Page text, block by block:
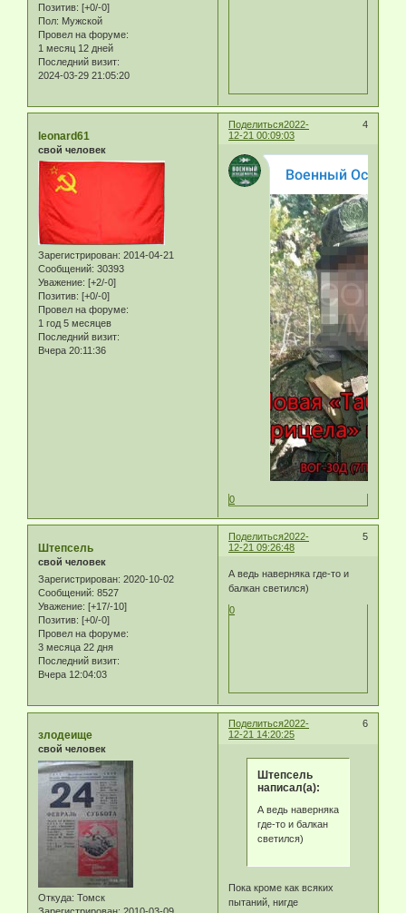
Позитив: [+0/-0]
Пол: Мужской
Провел на форуме:
1 месяц 12 дней
Последний визит:
2024-03-29 21:05:20
Поделиться 4
2022-
12-21 00:09:03
leonard61
свой человек
Зарегистрирован: 2014-04-21
Сообщений: 30393
Уважение: [+2/-0]
Позитив: [+0/-0]
Провел на форуме:
1 год 5 месяцев
Последний визит:
Вчера 20:11:36
0
Поделиться 5
2022-
12-21 09:26:48
Штепсель
свой человек
Зарегистрирован: 2020-10-02
Сообщений: 8527
Уважение: [+17/-10]
Позитив: [+0/-0]
Провел на форуме:
3 месяца 22 дня
Последний визит:
Вчера 12:04:03
А ведь наверняка где-то и
балкан светился)
0
Поделиться 6
2022-
12-21 14:20:25
злодеище
свой человек
Откуда: Томск
Штепсель
написал(а):
А ведь наверняка
где-то и балкан
светился)
Пока кроме как всяких
пытаний, нигде